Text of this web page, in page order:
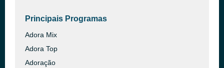
Principais Programas
Adora Mix
Adora Top
Adoração